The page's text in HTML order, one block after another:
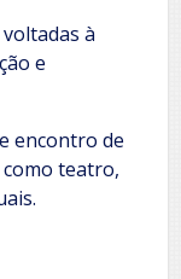
à
e
encontro de
teatro,